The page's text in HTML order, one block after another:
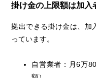
掛け金の上限額は加入
拠出できる掛け金は、加
っています。
自営業者：月6万